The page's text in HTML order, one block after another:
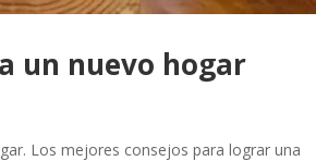
un nuevo hogar
Los mejores consejos para lograr una